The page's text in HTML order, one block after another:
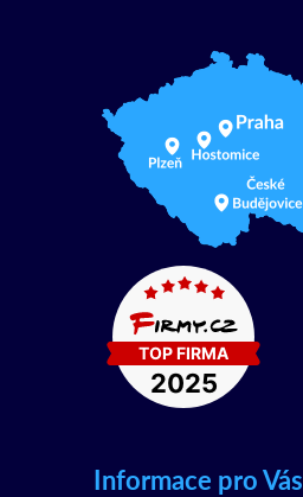
Informace pro Vás